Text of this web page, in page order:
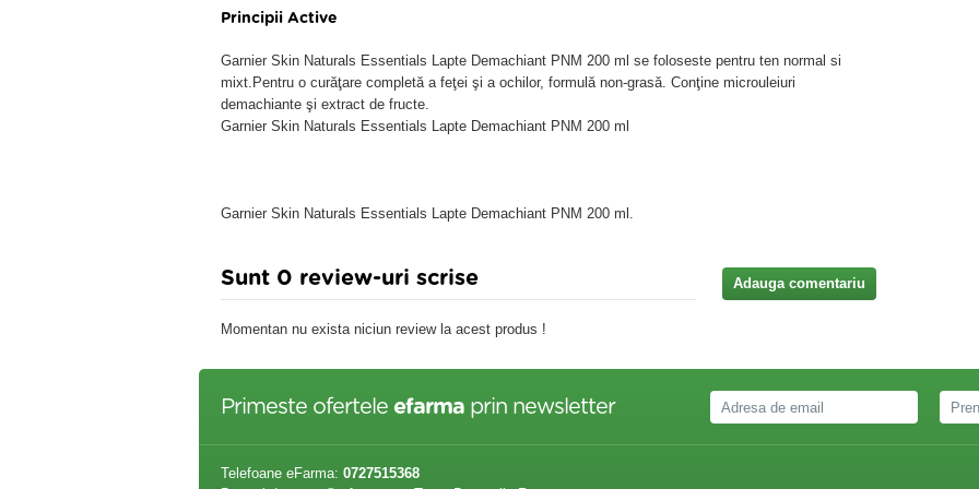
Principii Active
Garnier Skin Naturals Essentials Lapte Demachiant PNM 200 ml se foloseste pentru ten normal si
mixt.Pentru o curăţare completă a feţei şi a ochilor, formulă non-grasă. Conţine microuleiuri
demachiante şi extract de fructe.
Garnier Skin Naturals Essentials Lapte Demachiant PNM 200 ml
Garnier Skin Naturals Essentials Lapte Demachiant PNM 200 ml.
Sunt 0 review-uri scrise Adauga comentariu
Momentan nu exista niciun review la acest produs !
Primeste ofertele efarma prin newsletter
Telefoane eFarma: 0727515368